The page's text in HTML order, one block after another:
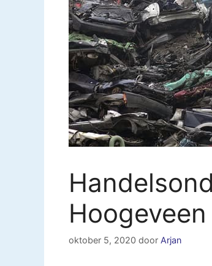
Hoogeveen
oktober 5, 2020 door Arjan